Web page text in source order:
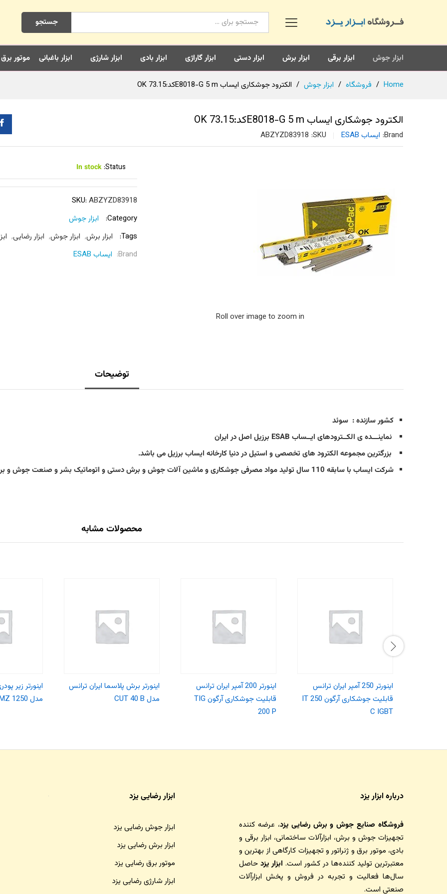
همه محصولات جستجو
ابزار جوش ابزار برقی ابزار برش ابزار دستی ابزار گاراژی ابزار بادی ابزار شارژی ابزار باغبانی موتور برق
Home
/ فروشگاه / ابزار جوش / الکترود جوشکاری ایساب E8018-G 5 mکد:OK 73.15
الکترود جوشکاری ایساب E8018-G 5 mکد:OK 73.15
Brand: ایساب ESAB SKU:
ABZYZD83918
Roll over image to zoom in
Status:
In stock
SKU:ABZYZD83918
Category:
ابزار جوش
Tags:
ابزار برش, ابزار جوش, ابزار رضایی,
Brand: ایساب ESAB
توضیحات
کشور سازنده: سوئد
نماینـــده ی الکــترودهای ایــساب ESAB برزیل اصل در ایران
بزرگترین مجموعه الکترود های تخصصی و استیل در دنیا کارخانه ایساب برزیل می باشد.
شرکت ایساب با سابقه 110 سال تولید مواد مصرفی جوشکاری و ماشین آلات جوش و برش دستی و اتوماتیک بشر و صنعت جوش و برش جهان می باشد
محصولات مشابه
اینورتر 250 آمپر ایران ترانس
قابلیت جوشکاری آرگون IT 250
C IGBT
اینورتر 200 آمپر ایران ترانس
قابلیت جوشکاری آرگون TIG
200 P
اینورتر برش پلاسما ایران ترانس
مدل CUT 40 B
اینورتر زیر
مدل MZ 1250
درباره ابزار یزد
فروشگاه صنایع جوش و برش رضایی یزد، عرضه کننده
تجهیزات جوش و برش، ابزارآلات ساختمانی، ابزار برقی و
بادی، موتور برق و ژنراتور و تجهیزات کارگاهی از بهترین و
معتبرترین تولید کننده‌ها در کشور است. ابزار یزد حاصل
سال‌ها فعالیت و تجربه در فروش و پخش ابزارآلات
صنعتی است.
ابزار رضایی یزد
ابزار جوش رضایی یزد
ابزار برش رضایی یزد
موتور برق رضایی یزد
ابزار شارژی رضایی یزد